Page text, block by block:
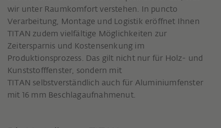
wir unter Raumkomfort verstehen. In puncto
Verarbeitung, Montage und Logistik eröffnet Ihnen
TITAN zudem vielfältige Möglichkeiten zur
Zeitersparnis und Kostensenkung im
Produktionsprozess. Das gilt nicht nur für Holz- und
Kunststofffenster, sondern mit
TITAN selbstverständlich auch für Aluminiumfenster
mit 16 mm Beschlagaufnahmenut.